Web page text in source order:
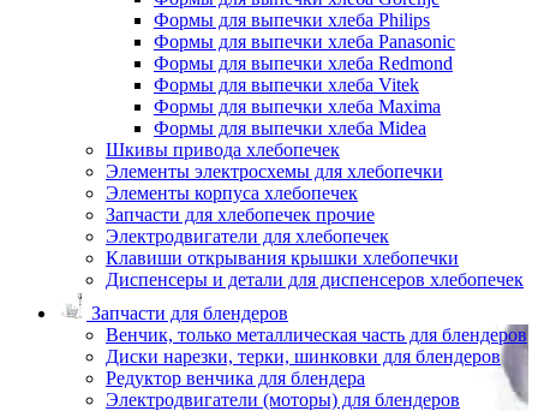
Формы для выпечки хлеба Philips
Формы для выпечки хлеба Panasonic
Формы для выпечки хлеба Redmond
Формы для выпечки хлеба Vitek
Формы для выпечки хлеба Maxima
Формы для выпечки хлеба Midea
Шкивы привода хлебопечек
Элементы электросхемы для хлебопечки
Элементы корпуса хлебопечек
Запчасти для хлебопечек прочие
Электродвигатели для хлебопечек
Клавиши открывания крышки хлебопечки
Диспенсеры и детали для диспенсеров хлебопечек
Запчасти для блендеров
Венчик, только металлическая часть для блендеров
Диски нарезки, терки, шинковки для блендеров
Редуктор венчика для блендера
Электродвигатели (моторы) для блендеров